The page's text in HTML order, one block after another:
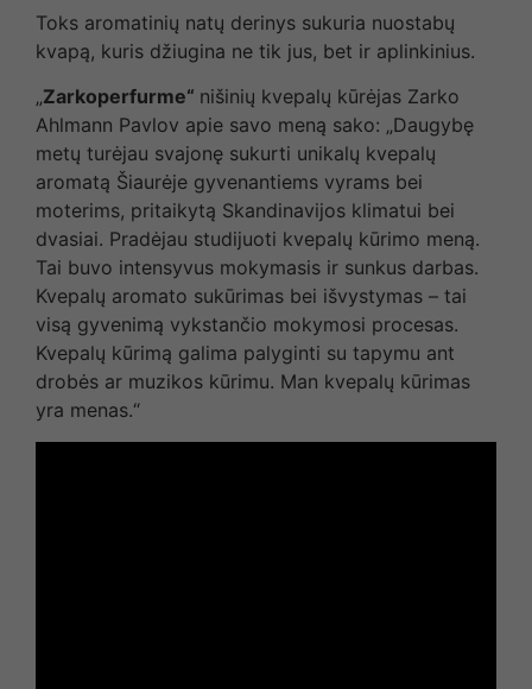
Toks aromatinių natų derinys sukuria nuostabų
kvapą, kuris džiugina ne tik jus, bet ir aplinkinius.
„Zarkoperfurme“ nišinių kvepalų kūrėjas Zarko
Ahlmann Pavlov apie savo meną sako: „Daugybę
metų turėjau svajonę sukurti unikalų kvepalų
aromatą Šiaurėje gyvenantiems vyrams bei
moterims, pritaikytą Skandinavijos klimatui bei
dvasiai. Pradėjau studijuoti kvepalų kūrimo meną.
Tai buvo intensyvus mokymasis ir sunkus darbas.
Kvepalų aromato sukūrimas bei išvystymas – tai
visą gyvenimą vykstančio mokymosi procesas.
Kvepalų kūrimą galima palyginti su tapymu ant
drobės ar muzikos kūrimu. Man kvepalų kūrimas
yra menas.“